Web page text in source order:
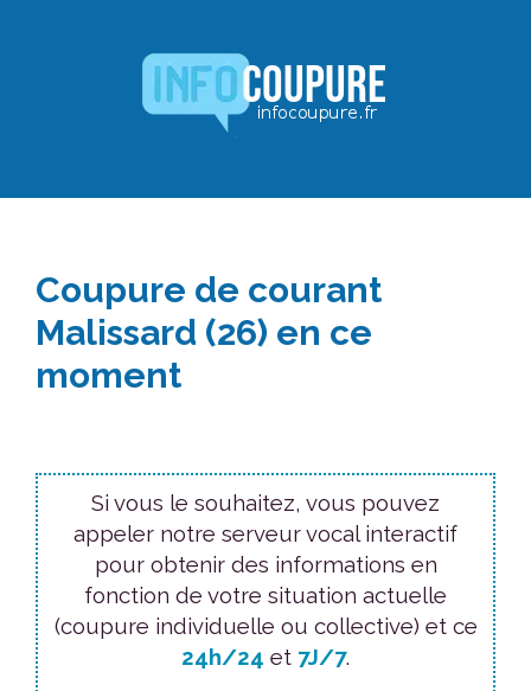
Coupure de courant
Malissard (26) en ce
moment
Si vous le souhaitez, vous pouvez
appeler notre serveur vocal interactif
pour obtenir des informations en
fonction de votre situation actuelle
(coupure individuelle ou collective) et ce
24h/24 et 7J/7.